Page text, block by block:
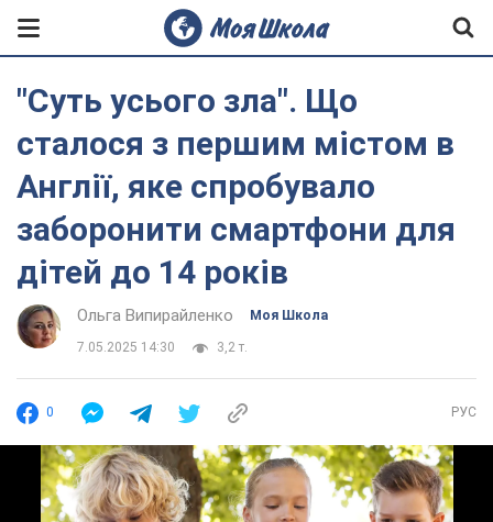
"Суть усього зла". Що
сталося з першим містом в
Англії, яке спробувало
заборонити смартфони для
дітей до 14 років
Ольга Випирайленко Моя Школа
7.05.2025 14:30 3,2 т.
0 РУС